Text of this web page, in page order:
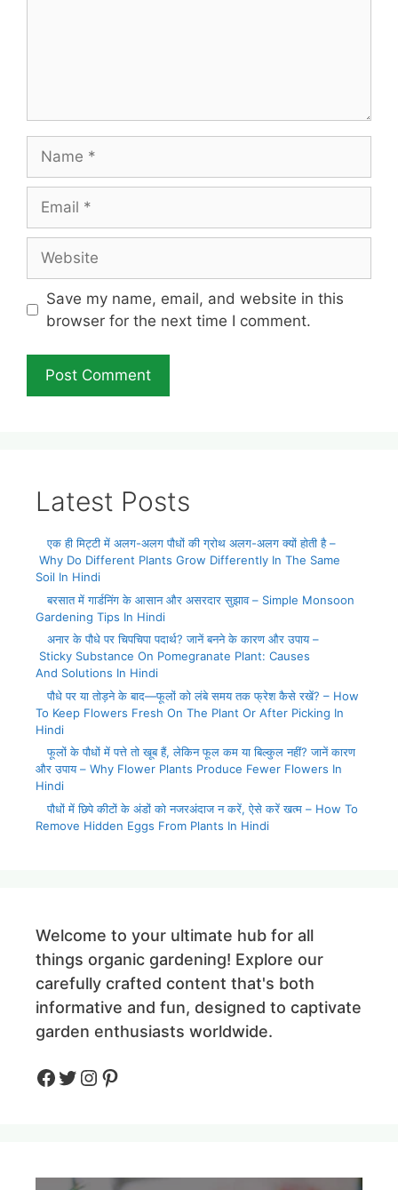
Save my name, email, and website in this
browser for the next time I comment.
Latest Posts
एक ही मिट्टी में अलग-अलग पौधों की ग्रोथ अलग-अलग क्यों होती है –
Why Do Different Plants Grow Differently In The Same
Soil In Hindi
बरसात में गार्डनिंग के आसान और असरदार सुझाव – Simple Monsoon
Gardening Tips In Hindi
अनार के पौधे पर चिपचिपा पदार्थ? जानें बनने के कारण और उपाय –
Sticky Substance On Pomegranate Plant: Causes
And Solutions In Hindi
पौधे पर या तोड़ने के बाद—फूलों को लंबे समय तक फ्रेश कैसे रखें? – How
To Keep Flowers Fresh On The Plant Or After Picking In
Hindi
फूलों के पौधों में पत्ते तो खूब हैं, लेकिन फूल कम या बिल्कुल नहीं? जानें कारण
और उपाय – Why Flower Plants Produce Fewer Flowers In
Hindi
पौधों में छिपे कीटों के अंडों को नजरअंदाज न करें, ऐसे करें खत्म – How To
Remove Hidden Eggs From Plants In Hindi
Welcome to your ultimate hub for all
things organic gardening! Explore our
carefully crafted content that's both
informative and fun, designed to captivate
garden enthusiasts worldwide.
Facebook
Twitter
Instagram
Pinteres